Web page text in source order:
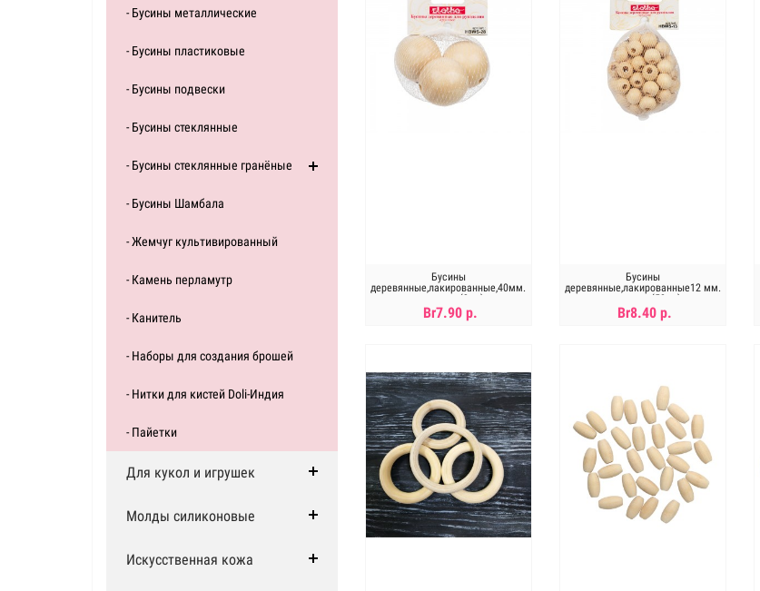
- Бусины металлические
- Бусины пластиковые
- Бусины подвески
- Бусины стеклянные
- Бусины стеклянные гранёные
- Бусины Шамбала
- Жемчуг культивированный
- Камень перламутр
- Канитель
- Наборы для создания брошей
- Нитки для кистей Doli-Индия
- Пайетки
Для кукол и игрушек
Молды силиконовые
Искусственная кожа
Бусины
деревянные,лакированные,40мм.
цена за уп(3шт)
Br7.90 р.
Бусины
деревянные,лакированные12 мм.
цена за уп(50шт)
Br8.40 р.